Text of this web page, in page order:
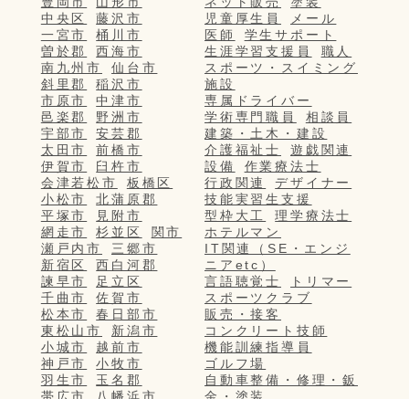
中央区
藤沢市
一宮市
桶川市
曽於郡
西海市
南九州市
仙台市
斜里郡
稲沢市
市原市
中津市
邑楽郡
野洲市
宇部市
安芸郡
太田市
前橋市
伊賀市
臼杵市
会津若松市
板橋区
小松市
北蒲原郡
平塚市
見附市
網走市
杉並区
関市
瀬戸内市
三郷市
新宿区
西白河郡
諫早市
足立区
千曲市
佐賀市
松本市
春日部市
東松山市
新潟市
小城市
越前市
神戸市
小牧市
羽生市
玉名郡
児童厚生員
メール
医師
学生サポート
生涯学習支援員
職人
スポーツ・スイミング
施設
専属ドライバー
学術専門職員
相談員
建築・土木・建設
介護福祉士
遊戯関連
設備
作業療法士
行政関連
デザイナー
技能実習生支援
型枠大工
理学療法士
ホテルマン
IT関連（SE・エンジ
ニアetc）
言語聴覚士
トリマー
スポーツクラブ
販売・接客
コンクリート技師
機能訓練指導員
ゴルフ場
自動車整備・修理・鈑